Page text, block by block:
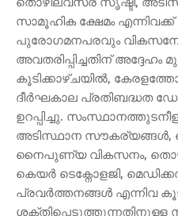
സാമൂഹിക ക്ഷേമം
പുരോഗമനപരവും
അവതരിപ്പിച്ചതിന് അദ്ദേഹം
കൂടിക്കാഴ്ചയിൽ,
ദീർഘകാല പ്രതിബദ്ധത
ഉറപ്പിച്ചു.
അടിസ്ഥാന സൗകര്യങ്ങൾ,
നൈപുണ്യ വികസനം,
കെയർ ടെക്നോളജി,
പ്രവർത്തനങ്ങൾ എന്നിവ
ശക്തിപ്പെടുത്തുന്നതിനുള്ള